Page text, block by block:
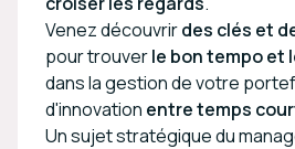
Venez découvrirdes clés et
pour trouverle bon tempo et
dans la gestion de votre
d'innovation entre temps
Un sujet stratégique du